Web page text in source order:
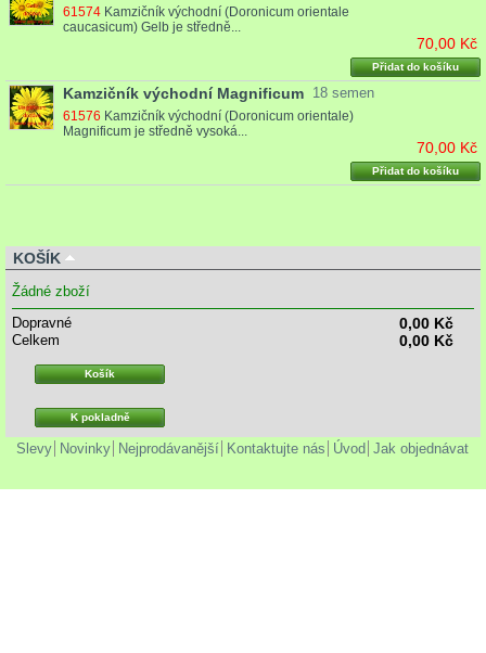
61574 Kamzičník východní (Doronicum orientale
caucasicum) Gelb je středně...
70,00 Kč
Přidat do košíku
Kamzičník východní Magnificum 18 semen
61576 Kamzičník východní (Doronicum orientale)
Magnificum je středně vysoká...
70,00 Kč
Přidat do košíku
KOŠÍK
Žádné zboží
Dopravné
0,00 Kč
Celkem 0,00 Kč
Košík
K pokladně
Slevy Novinky Nejprodávanější Kontaktujte nás Úvod Jak objednávat